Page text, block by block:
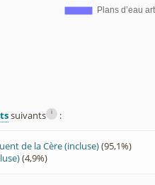
suivants i :
de la Cère (incluse)(95,1%)
(4,9%)